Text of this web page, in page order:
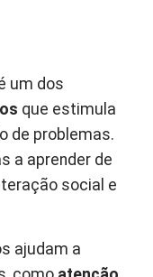
um dos
que estimula
de problemas.
a aprender de
social e
ajudam a